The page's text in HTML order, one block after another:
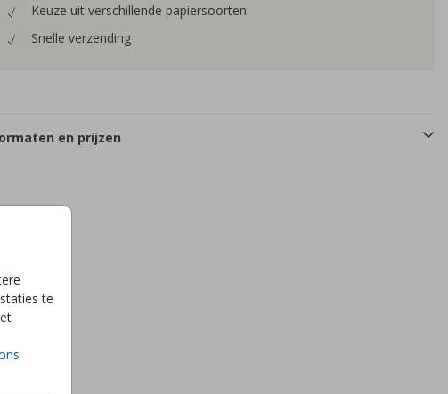
te
Keuze uit verschillende papiersoorten
Snelle verzending
en prijzen